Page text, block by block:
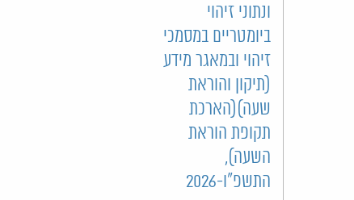
ונתוני זיהוי
ביומטריים במסמכי
זיהוי ובמאגר מידע
(תיקון והוראת
שעה)(הארכת
תקופת הוראת
השעה),
התשפ"ו-2026